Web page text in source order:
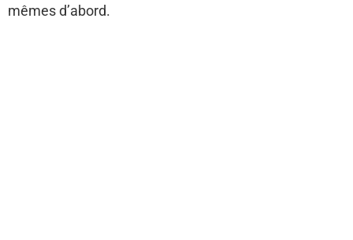
mêmes d’abord.